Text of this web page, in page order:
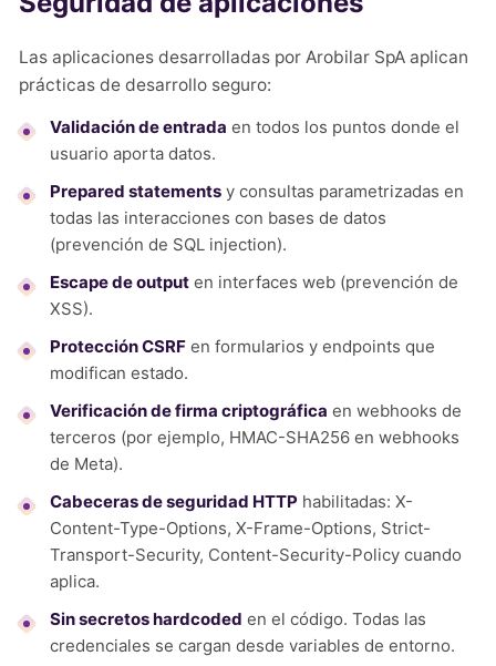
Las aplicaciones desarrolladas por Arobilar SpA aplican
prácticas de desarrollo seguro:
Validación de entrada en todos los puntos donde el
usuario aporta datos.
Prepared statements y consultas parametrizadas en
todas las interacciones con bases de datos
(prevención de SQL injection).
Escape de output en interfaces web (prevención de
XSS).
Protección CSRF en formularios y endpoints que
modifican estado.
Verificación de firma criptográfica en webhooks de
terceros (por ejemplo, HMAC-SHA256 en webhooks
de Meta).
Cabeceras de seguridad HTTP habilitadas: X-
Content-Type-Options, X-Frame-Options, Strict-
Transport-Security, Content-Security-Policy cuando
aplica.
Sin secretos hardcoded en el código. Todas las
credenciales se cargan desde variables de entorno.